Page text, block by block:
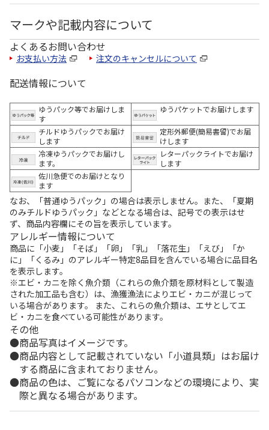
マークや記載内容について
よくあるお問い合わせ
お支払い方法 注文のキャンセルについて
配送情報について
ゆうパック等でお届けしま
す
ゆうパケットでお届けします
チルドゆうパックでお届け
します
定形外郵便(簡易書留)でお届
けします
冷凍ゆうパックでお届けし
ます。
レターパックライトでお届け
します
佐川急便でのお届けとなり
ます
なお、「普通ゆうパック」の場合は表示しません。また、「夏期
のみチルドゆうパック」などとなる場合は、記号での表示はせ
ず、商品内容欄にその旨を表示しています。
アレルギー情報について
商品に「小麦」「そば」「卵」「乳」「落花生」「えび」「か
に」「くるみ」のアレルギー特定8品目を含んでいる場合に品目名
を表示します。
※エビ・カニを除く魚介類（これらの魚介類を原材料として製造
された加工品も含む）は、漁獲漁法によりエビ・カニが混じって
いる場合があります。 また、これらの魚介類は、エサとしてエ
ビ・カニを食べている可能性があります。
その他
商品写真はイメージです。
商品内容として記載されていない「小道具類」はお届け
する商品に含まれておりません。
商品の色は、ご覧になるパソコンなどの環境により、実
際と異なる場合があります。